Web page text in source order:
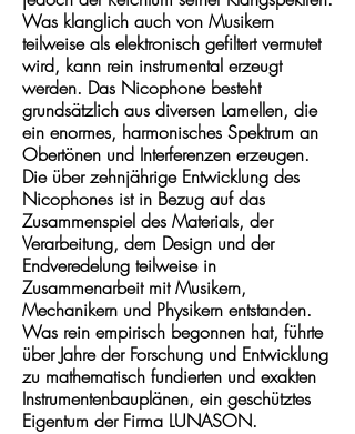
Was klanglich auch von Musikern
teilweise als elektronisch gefiltert vermutet
wird, kann rein instrumental erzeugt
werden. Das Nicophone besteht
grundsätzlich aus diversen Lamellen, die
ein enormes, harmonisches Spektrum an
Obertönen und Interferenzen erzeugen.
Die über zehnjährige Entwicklung des
Nicophones ist in Bezug auf das
Zusammenspiel des Materials, der
Verarbeitung, dem Design und der
Endveredelung teilweise in
Zusammenarbeit mit Musikern,
Mechanikern und Physikern entstanden.
Was rein empirisch begonnen hat, führte
über Jahre der Forschung und Entwicklung
zu mathematisch fundierten und exakten
Instrumentenbauplänen, ein geschütztes
Eigentum der Firma LUNASON.